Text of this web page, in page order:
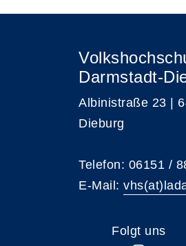
Darmstadt-
Albinistraße 23 |
Dieburg
Telefon: 06151 /
E-Mail:
Folgt uns